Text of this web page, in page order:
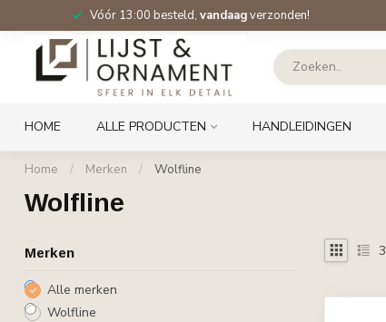
Vóór 13:00 besteld, vandaagverzonden!
HOME ALLE PRODUCTEN HANDLEIDINGEN
Home / Merken / Wolfline
Wolfline
Merken
Alle merken
Wolfline
3